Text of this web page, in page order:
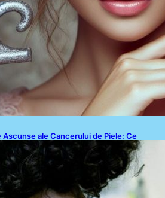
Ascunse ale Cancerului de Piele: Ce
Știm pentru a Ne Proteja